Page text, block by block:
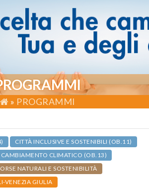
» PROGRAMMI
CITTÀ INCLUSIVE E SOSTENIBILI (OB.11)
CAMBIAMENTO CLIMATICO (OB.13)
NATURALI E SOSTENIBILITÀ
VENEZIA GIULIA